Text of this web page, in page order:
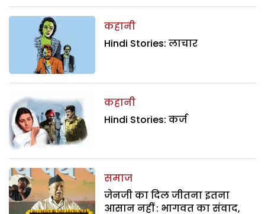
कहानी
Hindi Stories: लाचार
कहानी
Hindi Stories: कर्ज
समाज
जेनजी का दिल जीतना इतना
आसान नहीं : भागवत का संवाद,